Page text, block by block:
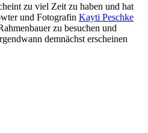
in
England:
Rahmenbauer
über
zu viel Zeit zu haben und hat
und Fotografin Kayti Peschke
zu besuchen und
demnächst erscheinen